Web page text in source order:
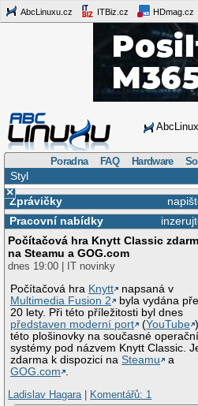
AbcLinuxu.cz ITBiz.cz HDmag.cz
Poradna FAQ Hardware
Styl
×
Zprávičky
Pracovní nabídky
Počítačová hra Knytt Classic
na Steamu a GOG.com
dnes 19:00 | IT novinky
Počítačová hra Knytt
napsaná v
Multimedia Fusion 2
byla vydána
20 lety. Při této příležitosti byl dnes
představen moderní port
(YouTube )
této plošinovky na současné operační
systémy pod názvem Knytt Classic.
zdarma k dispozici naSteamu
a
GOG.com
Ladislav Hagara| Komentářů: 1